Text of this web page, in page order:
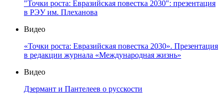
"Точки роста: Евразийская повестка 2030": презентация
в РЭУ им. Плеханова
Видео
«Точки роста: Евразийская повестка 2030». Презентация
в редакции журнала «Международная жизнь»
Видео
Дзермант и Пантелеев о русскости